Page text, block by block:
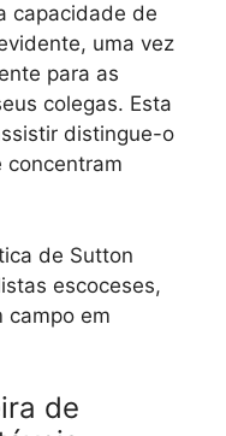
capacidade de
uma vez
para as
colegas. Esta
distingue-o
concentram
de Sutton
escoceses,
campo em
de